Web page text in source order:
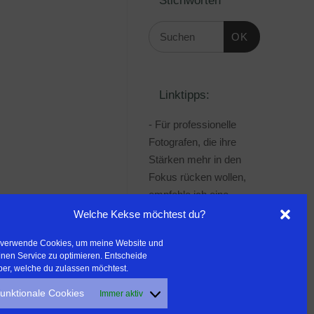
Welche Kekse möchtest du?
verwende Cookies, um meine Website und
Service zu optimieren. Entscheide
welche du zulassen möchtest.
Cookies Immer aktiv
OK
Linktipps:
- Für professionelle
Fotografen, die ihre
Stärken mehr in den
Fokus rücken wollen,
empfehle ich eine
Beratung durch Frau
Wanderfreak.de